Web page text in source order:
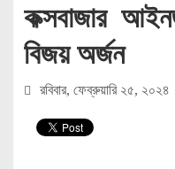
কক্সবাজার
বিজয় অর্জন
রবিবার, ফেব্রুয়ারি ২৫, ২০২৪